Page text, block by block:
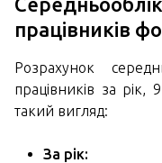
працівників
Розрахунок
працівників за рік,
такий вигляд:
За рік: